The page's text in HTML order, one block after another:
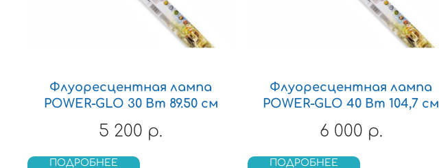
Флуоресцентная лампа
POWER-GLO 30 Вт 89.50 см
5 200 р.
ПОДРОБНЕЕ
Флуоресцентная лампа
POWER-GLO 40 Вт 104,7 см
6 000 р.
ПОДРОБНЕЕ